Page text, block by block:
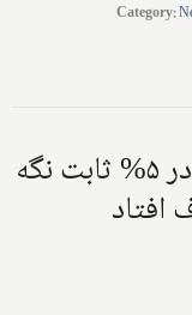
Category:
بانک مرکزی کانادا نرخ بهره را در ۵% ثابت نگه
افتاد